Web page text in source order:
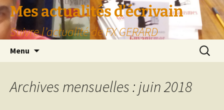
Aller
au
contenu
Mes actualités d’écrivain
Suivre l’actualité de FX GERARD
Menu
Archives mensuelles : juin 2018